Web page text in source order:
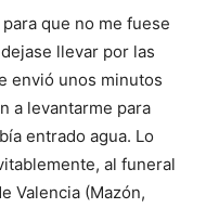
que no me fuese
llevar por las
envió unos minutos
a levantarme para
entrado agua. Lo
al funeral
Valencia (Mazón,